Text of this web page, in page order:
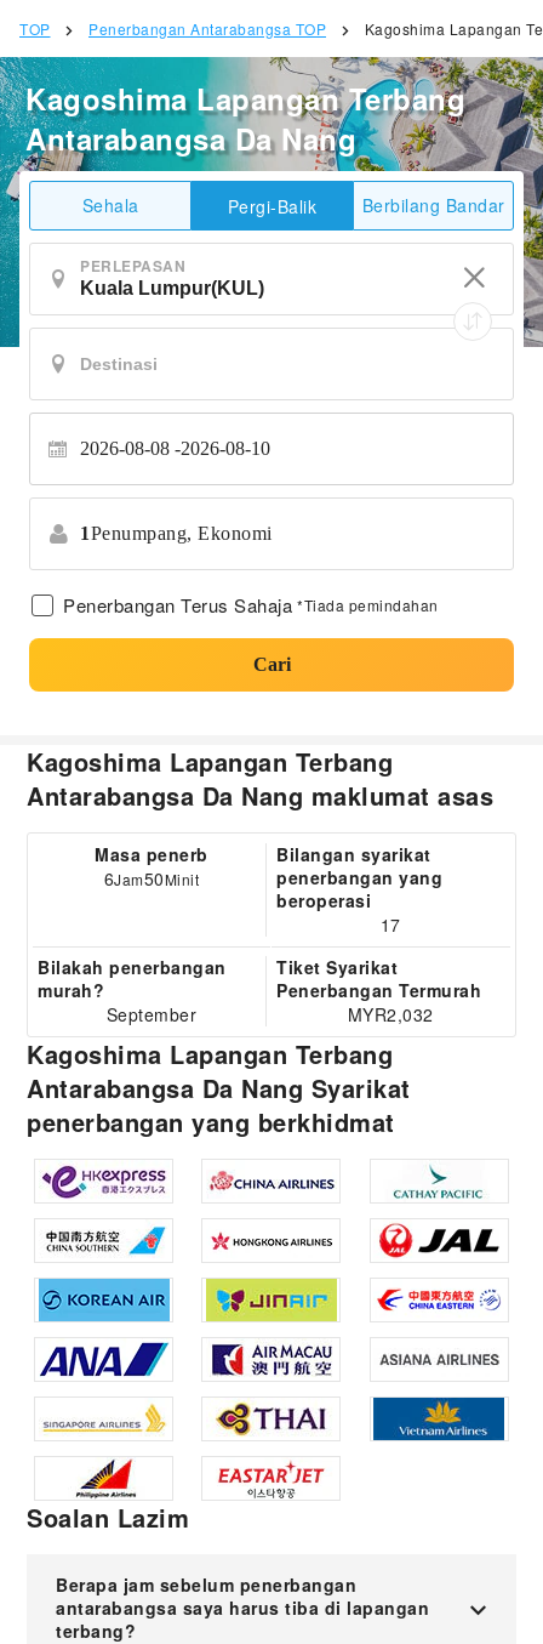
TOP Penerbangan Antarabangsa TOP Kagoshima Lapangan
Kagoshima Lapangan Terbang
Antarabangsa Da Nang
Sehala Pergi-Balik Berbilang Bandar
PERLEPASAN
2026-08-08 2026-08-10
1Penumpang, Ekonomi
Penerbangan Terus Sahaja *Tiada pemindahan
Cari
Kagoshima Lapangan Terbang
Antarabangsa Da Nang maklumat asas
Masa penerb
6Jam50Minit
Bilangan syarikat
penerbangan yang
beroperasi
17
Bilakah penerbangan
murah?
September
Tiket Syarikat
Penerbangan Termurah
MYR2,032
Kagoshima Lapangan Terbang
Antarabangsa Da Nang Syarikat
penerbangan yang berkhidmat
Soalan Lazim
Berapa jam sebelum penerbangan
antarabangsa saya harus tiba di lapangan
terbang?